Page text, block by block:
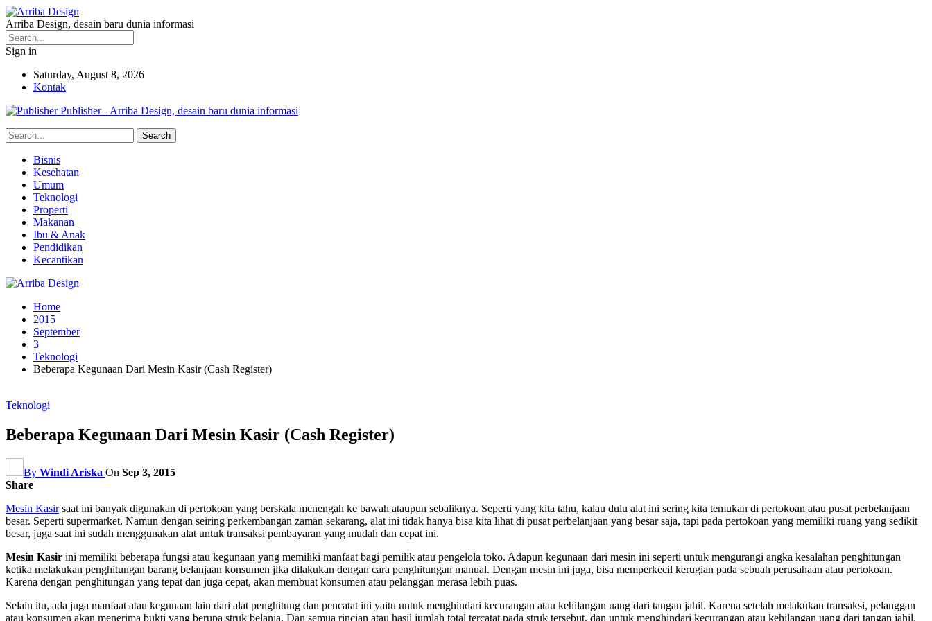
Arriba Design, desain baru dunia informasi
Sign in
Saturday, August 8, 2026
Kontak
Publisher - Arriba Design, desain baru dunia informasi
Bisnis
Kesehatan
Umum
Teknologi
Properti
Makanan
Ibu & Anak
Pendidikan
Kecantikan
Home
2015
September
3
Teknologi
Beberapa Kegunaan Dari Mesin Kasir (Cash Register)
Teknologi
Beberapa Kegunaan Dari Mesin Kasir (Cash Register)
By Windi Ariska On Sep 3, 2015
Share
Mesin Kasirsaat ini banyak digunakan di pertokoan yang berskala menengah ke bawah ataupun sebaliknya. Seperti yang kita tahu, kalau dulu alat ini sering kita temukan di pertokoan atau pusat perbelanjaan
besar. Seperti supermarket. Namun dengan seiring perkembangan zaman sekarang, alat ini tidak hanya bisa kita lihat di pusat perbelanjaan yang besar saja, tapi pada pertokoan yang memiliki ruang yang sedikit
besar, juga saat ini sudah menggunakan alat untuk transaksi pembayaran yang mudah dan cepat ini.
Mesin Kasir ini memiliki beberapa fungsi atau kegunaan yang memiliki manfaat bagi pemilik atau pengelola toko. Adapun kegunaan dari mesin ini seperti untuk mengurangi angka kesalahan penghitungan
ketika melakukan penghitungan barang belanjaan konsumen jika dilakukan dengan cara penghitungan manual. Dengan mesin ini juga, bisa memperkecil kerugian pada sebuah perusahaan atau pertokoan.
Karena dengan penghitungan yang tepat dan juga cepat, akan membuat konsumen atau pelanggan merasa lebih puas.
Selain itu, ada juga manfaat atau kegunaan lain dari alat penghitung dan pencatat ini yaitu untuk menghindari kecurangan atau kehilangan uang dari tangan jahil. Karena setelah melakukan transaksi, pelanggan
atau konsumen akan menerima bukti yang berupa struk belanja. Dan semua rincian atau hasil jumlah total tercatat pada struk tersebut. dan untuk menghindari kecurangan atau kehilangan uang dari tangan jahil,